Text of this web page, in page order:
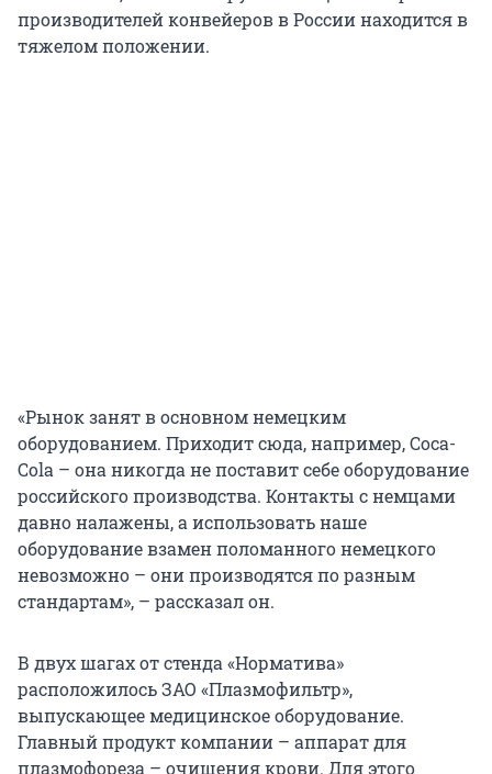
производителей конвейеров в России находится в
тяжелом положении.
«Рынок занят в основном немецким
оборудованием. Приходит сюда, например, Coca-
Cola – она никогда не поставит себе оборудование
российского производства. Контакты с немцами
давно налажены, а использовать наше
оборудование взамен поломанного немецкого
невозможно – они производятся по разным
стандартам», – рассказал он.
В двух шагах от стенда «Норматива»
расположилось ЗАО «Плазмофильтр»,
выпускающее медицинское оборудование.
Главный продукт компании – аппарат для
плазмофореза – очищения крови. Для этого